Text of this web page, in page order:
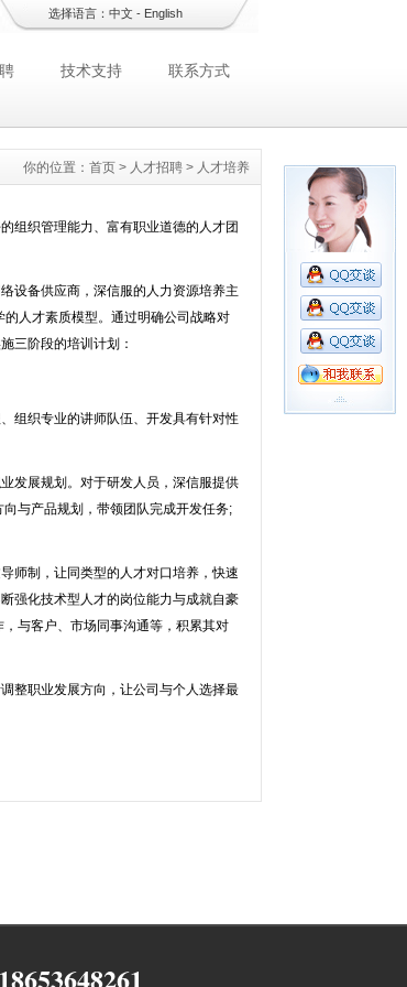
选择语言： 中文- English
技术支持 联系方式
你的位置： 首页 > 人才招聘 > 人才培养
组织管理能力、富有职业道德的人才团
设备供应商，深信服的人力资源培养主
人才素质模型。通过明确公司战略对
三阶段的培训计划：
组织专业的讲师队伍、开发具有针对性
发展规划。对于研发人员，深信服提供
与产品规划，带领团队完成开发任务;
师制，让同类型的人才对口培养，快速
强化技术型人才的岗位能力与成就自豪
与客户、市场同事沟通等，积累其对
整职业发展方向，让公司与个人选择最
18653648261